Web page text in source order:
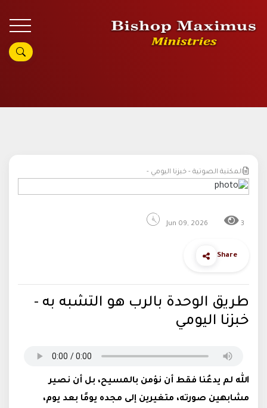
المكتبة الصوتية - خبزنا اليومي -
Jun 09, 2026 3
Share
طريق الوحدة بالرب هو التشبه به -
خبزنا اليومي
الله لم يدعُنا فقط أن نؤمن بالمسيح، بل أن نصير
مشابهين صورته، متغيرين إلى مجده يومًا بعد يوم،